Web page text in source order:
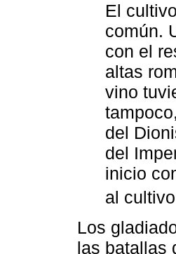
El
común.
con el
altas
vino
del
del
inicio
al
Los
las batallas